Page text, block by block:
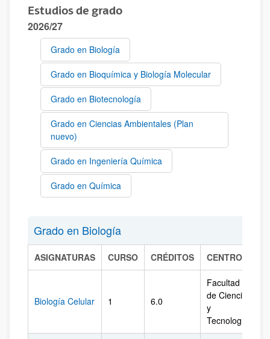
Estudios de grado
2026/27
Grado en Biología
Grado en Bioquímica y Biología Molecular
Grado en Biotecnología
Grado en Ciencias Ambientales (Plan
nuevo)
Grado en Ingeniería Química
Grado en Química
Grado en Biología
ASIGNATURAS CURSO CRÉDITOS CENTRO
Biología Celular 1 6.0
Facultad
de Ciencia
y
Tecnología